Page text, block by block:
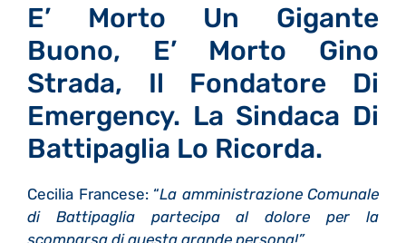
E’ Morto Un Gigante
Buono, E’ Morto Gino
Strada, Il Fondatore Di
Emergency. La Sindaca Di
Battipaglia Lo Ricorda.
Cecilia Francese: “La amministrazione Comunale
di Battipaglia partecipa al dolore per la
scomparsa di questa grande persona!”